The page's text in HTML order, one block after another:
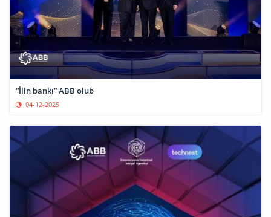
“İlin bankı” ABB olub
04-12-2025